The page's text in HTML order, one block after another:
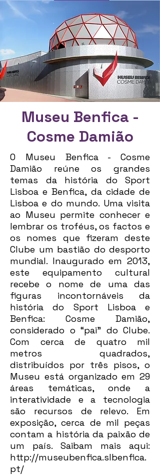
Museu Benfica -
Cosme Damião
O Museu Benfica - Cosme
Damião reúne os grandes
temas da história do Sport
Lisboa e Benfica, da cidade de
Lisboa e do mundo. Uma visita
ao Museu permite conhecer e
lembrar os troféus, os factos e
os nomes que fizeram deste
Clube um bastião do desporto
mundial. Inaugurado em 2013,
este equipamento cultural
recebe o nome de uma das
figuras incontornáveis da
história do Sport Lisboa e
Benfica: Cosme Damião,
considerado o “pai” do Clube.
Com cerca de quatro mil
metros quadrados,
distribuídos por três pisos, o
Museu está organizado em 29
áreas temáticas, onde a
interatividade e a tecnologia
são recursos de relevo. Em
exposição, cerca de mil peças
contam a história da paixão de
um país. Saibam mais aqui:
http://museubenfica.slbenfica.
pt/